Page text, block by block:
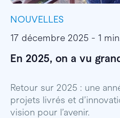
NOUVELLES
17 décembre 2025 - 1
En 2025, on a vu
Retour sur 2025 : une
projets livrés et
vision pour l’avenir.